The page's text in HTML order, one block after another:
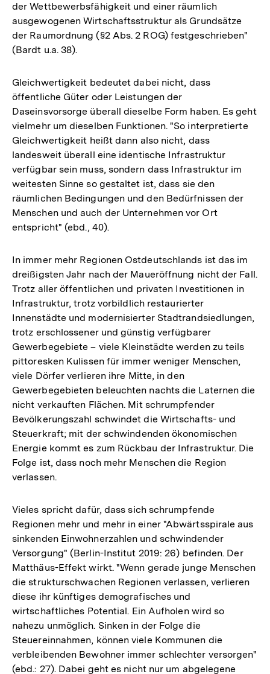
der Wettbewerbsfähigkeit und einer räumlich
ausgewogenen Wirtschaftsstruktur als Grundsätze
der Raumordnung (§2 Abs. 2 ROG) festgeschrieben"
(Bardt u.a. 38).
Gleichwertigkeit bedeutet dabei nicht, dass
öffentliche Güter oder Leistungen der
Daseinsvorsorge überall dieselbe Form haben. Es geht
vielmehr um dieselben Funktionen. "So interpretierte
Gleichwertigkeit heißt dann also nicht, dass
landesweit überall eine identische Infrastruktur
verfügbar sein muss, sondern dass Infrastruktur im
weitesten Sinne so gestaltet ist, dass sie den
räumlichen Bedingungen und den Bedürfnissen der
Menschen und auch der Unternehmen vor Ort
entspricht" (ebd., 40).
In immer mehr Regionen Ostdeutschlands ist das im
dreißigsten Jahr nach der Maueröffnung nicht der Fall.
Trotz aller öffentlichen und privaten Investitionen in
Infrastruktur, trotz vorbildlich restaurierter
Innenstädte und modernisierter Stadtrandsiedlungen,
trotz erschlossener und günstig verfügbarer
Gewerbegebiete – viele Kleinstädte werden zu teils
pittoresken Kulissen für immer weniger Menschen,
viele Dörfer verlieren ihre Mitte, in den
Gewerbegebieten beleuchten nachts die Laternen die
nicht verkauften Flächen. Mit schrumpfender
Bevölkerungszahl schwindet die Wirtschafts- und
Steuerkraft; mit der schwindenden ökonomischen
Energie kommt es zum Rückbau der Infrastruktur. Die
Folge ist, dass noch mehr Menschen die Region
verlassen.
Vieles spricht dafür, dass sich schrumpfende
Regionen mehr und mehr in einer "Abwärtsspirale aus
sinkenden Einwohnerzahlen und schwindender
Versorgung" (Berlin-Institut 2019: 26) befinden. Der
Matthäus-Effekt wirkt. "Wenn gerade junge Menschen
die strukturschwachen Regionen verlassen, verlieren
diese ihr künftiges demografisches und
wirtschaftliches Potential. Ein Aufholen wird so
nahezu unmöglich. Sinken in der Folge die
Steuereinnahmen, können viele Kommunen die
verbleibenden Bewohner immer schlechter versorgen"
(ebd.: 27). Dabei geht es nicht nur um abgelegene